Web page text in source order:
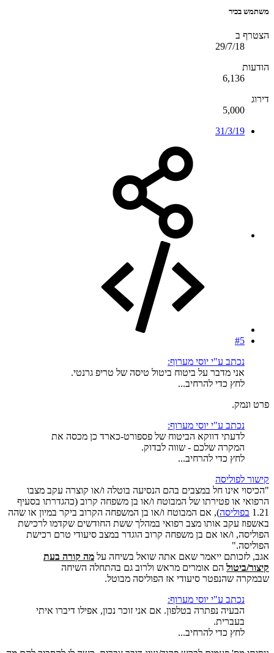
משתמש בכיר
הצטרף ב
29/7/18
הודעות
6,136
דירוג
5,000
31/3/19
#5
נכתב ע"י יוסי מערוף:
אני מדבר על ביטוח ביטול טיסה של טריפ גרנטי.
לחץ כדי להרחיב...
פרט ונמק.
נכתב ע"י יוסי מערוף:
לדעתי דווקא הביטוח של פספורט-כארד כן מכסה את
המקרה שלכם - שווה לבדוק.
לחץ כדי להרחיב...
קישור לפוליסה
"הכיסוי אינו חל במצבים בהם הנסיעה בוטלה ו/או קוצרה עקב מצבו
הרפואי או פטירתו של המבוטח ו/או בן משפחה קרוב (כהגדרתו בסעיף
1.21 בפוליסה), אם המבוטח ו/או בן המשפחה הקרוב ביקר במיון או שהה
באשפוז עקב אותו מצב רפואי במהלך ששת החודשים שקדמו לרכישת
הפוליסה, ו/או אם בן משפחה קרוב הוגדר במצב סיעודי טרם רכישת
הפוליסה."
אגב, לזכותם ייאמר שאם אתה שואל בשיחה על מה קורה בעת
קיצור/ביטול הם אומרים מראש ולרוב גם בהתחלה השיחה
שבמקרה שהנפטר סיעודי אז הפוליסה מבוטל.
נכתב ע"י יוסי מערוף:
הבעיה נפתרה בטלפון. אם אני זוכר נכון, אפילו דיברו איתי
בעברית.
לחץ כדי להרחיב...